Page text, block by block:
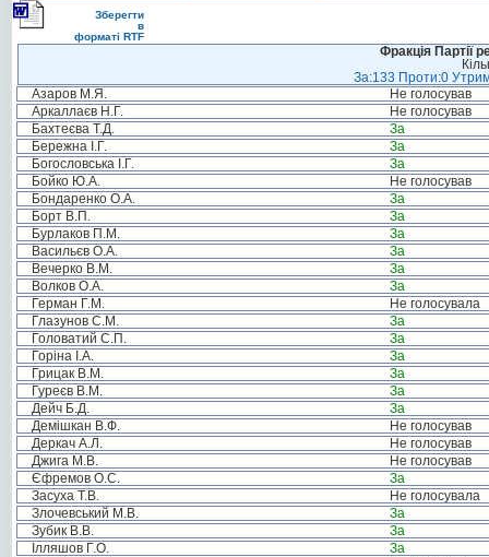
Зберегти
в
форматі RTF
Фракція Партії
За:133 Проти:0
Азаров М.Я.
Не голосував
Аркаллаєв Н.Г.
Не голосував
Бахтеєва Т.Д.
За
Бережна І.Г.
За
Богословська І.Г.
За
Бойко Ю.А.
Не голосував
Бондаренко О.А.
За
Борт В.П.
За
Бурлаков П.М.
За
Васильєв О.А.
За
Вечерко В.М.
За
Волков О.А.
За
Герман Г.М.
Не голосувала
Глазунов С.М.
За
Головатий С.П.
За
Горіна І.А.
За
Грицак В.М.
За
Гуреєв В.М.
За
Дейч Б.Д.
За
Демішкан В.Ф.
Не голосував
Деркач А.Л.
Не голосував
Джига М.В.
Не голосував
Єфремов О.С.
За
Засуха Т.В.
Не голосувала
Злочевський М.В.
За
Зубик В.В.
За
Ілляшов Г.О.
За